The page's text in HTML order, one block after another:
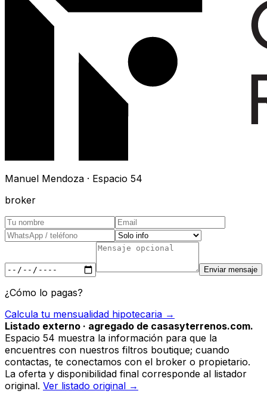
Manuel Mendoza · Espacio 54
broker
Enviar mensaje
¿Cómo lo pagas?
Calcula tu mensualidad hipotecaria →
Listado externo · agregado de casasyterrenos.com.
Espacio 54 muestra la información para que la
encuentres con nuestros filtros boutique; cuando
contactas, te conectamos con el broker o propietario.
La oferta y disponibilidad final corresponde al listador
original. Ver listado original →